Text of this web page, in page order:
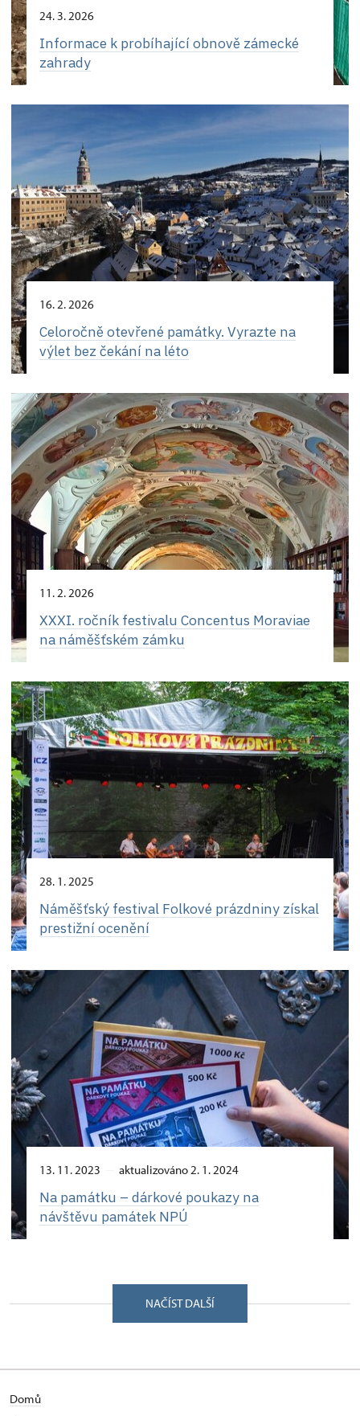
24. 3. 2026
Informace k probíhající obnově zámecké
zahrady
16. 2. 2026
Celoročně otevřené památky. Vyrazte na
výlet bez čekání na léto
11. 2. 2026
XXXI. ročník festivalu Concentus Moraviae
na náměšťském zámku
28. 1. 2025
Náměšťský festival Folkové prázdniny získal
prestižní ocenění
13. 11. 2023 aktualizováno 2. 1. 2024
Na památku –⁠ dárkové poukazy na
návštěvu památek NPÚ
NAČÍST DALŠÍ
Domů